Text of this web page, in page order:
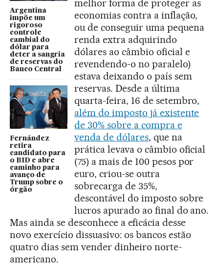
Argentina
impõe um
rigoroso
controle
cambial do
dólar para
deter a sangria
de reservas do
Banco Central
Fernández
retira
candidato para
o BID e abre
caminho para
avanço de
Trump sobre o
órgão
melhor forma de proteger as
economias contra a inflação,
ou de conseguir uma pequena
renda extra adquirindo
dólares ao câmbio oficial e
revendendo-o no paralelo)
estava deixando o país sem
reservas. Desde a última
quarta-feira, 16 de setembro,
além do imposto já existente
de 30% sobre a compra e
venda de dólares, que na
prática levava o câmbio oficial
(75) a mais de 100 pesos por
euro, criou-se outra
sobrecarga de 35%,
descontável do imposto sobre
lucros apurado ao final do ano.
Mas ainda se desconhece a eficácia desse
novo exercício dissuasivo: os bancos estão
quatro dias sem vender dinheiro norte-
americano.